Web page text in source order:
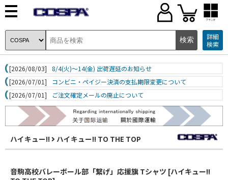
ブランド
詳細
検索
[2026/08/03]
8/4(火)～14(金) 出荷遅延のお知らせ
[2026/07/01]
コンビニ・ペイジー決済の支払期限変更について
[2026/07/01]
ご注文確定メールの廃止について
ハイキュー!! ハイキュー!! TO THE TOP
音駒高校バレーボール部「繋げ」応援旗 Tシャツ [ハイキュー!!